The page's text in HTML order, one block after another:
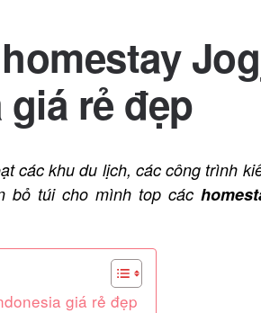
rẻ đẹp
các khu du lịch, các công trình
bỏ túi cho mình top các
giá rẻ đẹp